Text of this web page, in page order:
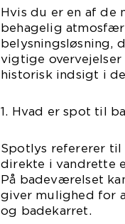
Hvis du er en af de
behagelig
belysningsløsning,
vigtige
historisk indsigt i
1. Hvad er spot til
Spotlys refererer til
direkte i vandrette
På badeværelset
giver mulighed for
og badekarret.